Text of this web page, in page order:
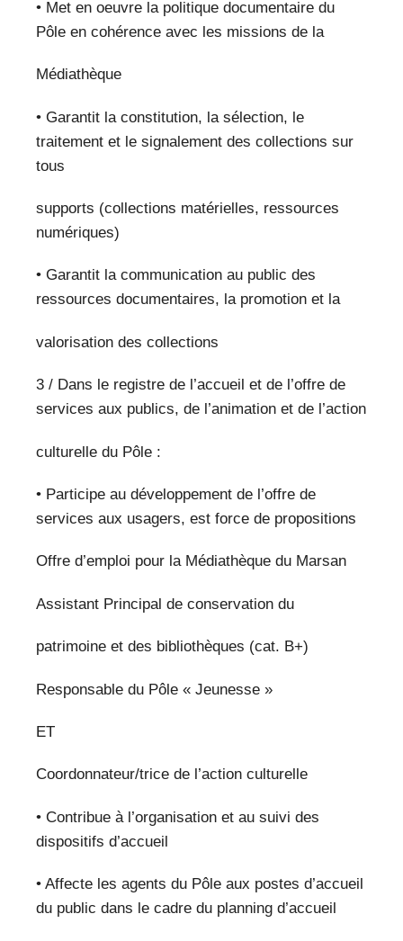
• Met en oeuvre la politique documentaire du
Pôle en cohérence avec les missions de la
Médiathèque
• Garantit la constitution, la sélection, le
traitement et le signalement des collections sur
tous
supports (collections matérielles, ressources
numériques)
• Garantit la communication au public des
ressources documentaires, la promotion et la
valorisation des collections
3 / Dans le registre de l’accueil et de l’offre de
services aux publics, de l’animation et de l’action
culturelle du Pôle :
• Participe au développement de l’offre de
services aux usagers, est force de propositions
Offre d’emploi pour la Médiathèque du Marsan
Assistant Principal de conservation du
patrimoine et des bibliothèques (cat. B+)
Responsable du Pôle « Jeunesse »
ET
Coordonnateur/trice de l’action culturelle
• Contribue à l’organisation et au suivi des
dispositifs d’accueil
• Affecte les agents du Pôle aux postes d’accueil
du public dans le cadre du planning d’accueil